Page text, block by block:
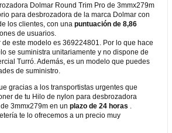
Dolmar Round Trim Pro de 3mmx279m
para desbrozadora de la marca Dolmar con
los clientes, con unapuntuación de 8,86
de usuarios.
este modelo es 369224801. Por lo que hace
se suministra unitariamente y no dispone de
Turró. Además, es un modelo que puedes
de suministro.
gracias a los transportistas urgentes que
de tu Hilo de nylon para desbrozadora
3mmx279m en unplazo de 24 horas
te lo ofrecemos a un precio muy